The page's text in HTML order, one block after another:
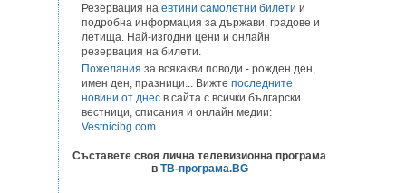
Резервация на евтини самолетни билети и
подробна информация за държави, градове и
летища. Най-изгодни цени и онлайн
резервация на билети.
Пожелания за всякакви поводи - рожден ден,
имен ден, празници... Вижте последните
новини от днес в сайта с всички български
вестници, списания и онлайн медии:
Vestnicibg.com.
Съставете своя лична телевизионна програма
в ТВ-програма.BG